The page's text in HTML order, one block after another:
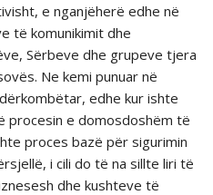
e nganjëherë edhe në
të komunikimit dhe
Sërbeve dhe grupeve tjera
Ne kemi punuar në
edhe kur ishte
procesin e domosdoshëm të
proces bazë për sigurimin
i cili do të na sillte liri të
dhe kushteve të